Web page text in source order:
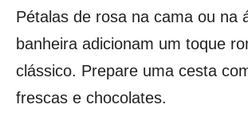
Pétalas de rosa na cama ou na
banheira adicionam um toque
clássico. Prepare uma cesta
frescas e chocolates.